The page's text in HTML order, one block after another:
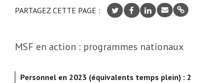
PARTAGEZ CETTE PAGE :
MSF en action : programmes nationaux
Personnel en 2023 (équivalents temps plein) : 2